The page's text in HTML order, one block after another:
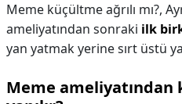
Meme küçültme ağrılı mı?,
ameliyatından sonraki ilk
yan yatmak yerine sırt üstü
Meme ameliyatından